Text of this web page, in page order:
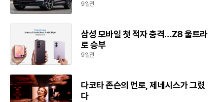
9일전
삼성 모바일 첫 적자 충격…Z8 울트라
로 승부
9일전
다코타 존슨의 먼로, 제네시스가 그렸
다